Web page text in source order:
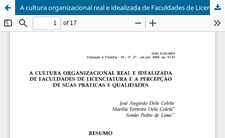
A cultura organizacional real e idealizada de Faculdades de Licenciatura e a percepção de suas práticas e qualidades